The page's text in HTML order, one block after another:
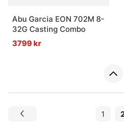
Abu Garcia EON 702M 8-
32G Casting Combo
3799 kr
1